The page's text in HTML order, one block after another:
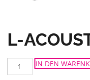
L-
L-
Acoustics
KARA
IN DEN